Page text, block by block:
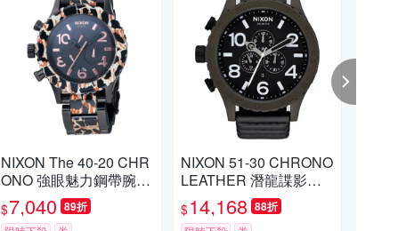
NIXON The 40-20 CHR
ONO 強眼魅力鋼帶腕
錶-黑x玳瑁/42mm
$7,040 89折
NIXON 51-30 CHRONO
LEATHER 潛龍諜影運
動腕錶-A1242138/51m
m
$14,168 88折